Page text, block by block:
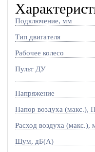
Подключение, мм
Тип двигателя
Рабочее колесо
Пульт ДУ
Напряжение
Напор воздуха (макс.),
Расход воздуха (макс.),
Шум, дБ(А)